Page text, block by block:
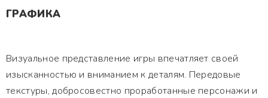
ГРАФИКА
Визуальное представление игры впечатляет своей
изысканностью и вниманием к деталям. Передовые
текстуры, добросовестно проработанные персонажи и